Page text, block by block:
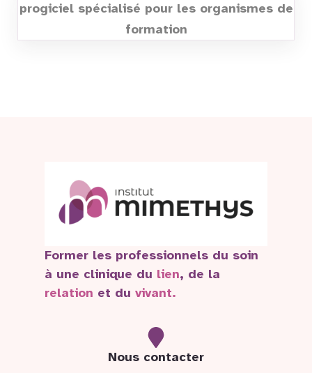
progiciel spécialisé pour les organismes de
formation
Former les professionnels du soin
à une clinique du lien, de la
relation et du vivant.
Nous contacter